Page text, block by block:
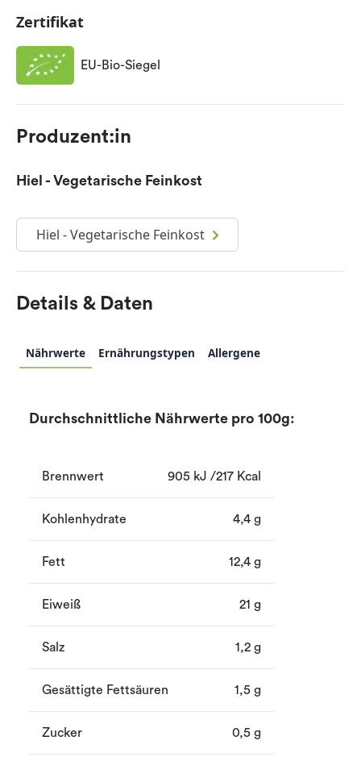
Zertifikat
EU-Bio-Siegel
Produzent:in
Hiel - Vegetarische Feinkost
Hiel - Vegetarische Feinkost
Details & Daten
Nährwerte Ernährungstypen Allergene
Durchschnittliche Nährwerte pro 100g:
Brennwert 905 kJ /217 Kcal
Kohlenhydrate 4,4 g
Fett 12,4 g
Eiweiß 21 g
Salz 1,2 g
Gesättigte Fettsäuren 1,5 g
Zucker 0,5 g